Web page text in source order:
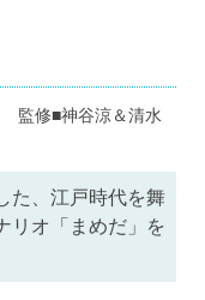
監修■神谷涼＆清水
た、江戸時代を舞
リオ「まめだ」を